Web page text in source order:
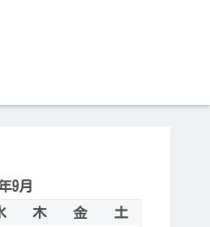
9月
木 金
土